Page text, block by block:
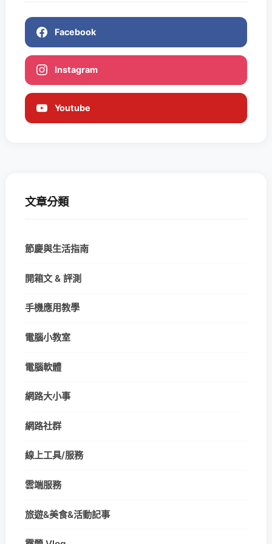
Facebook
Instagram
Youtube
文章分類
節慶與生活指南
開箱文 & 評測
手機應用教學
電腦小教室
電腦軟體
網路大小事
網路社群
線上工具/服務
雲端服務
旅遊&美食&活動記事